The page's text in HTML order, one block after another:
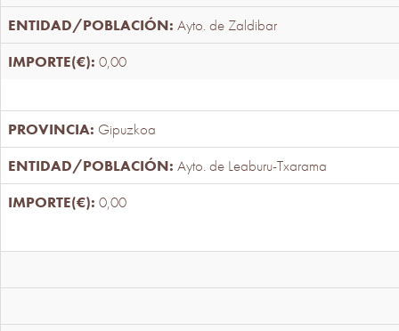
Ayto. de Zaldibar
0,00
Gipuzkoa
Ayto. de Leaburu-Txarama
0,00